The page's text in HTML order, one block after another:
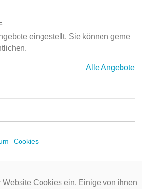
eingestellt. Sie können gerne
Alle Angebote
Cookies
Website Cookies ein. Einige von ihnen